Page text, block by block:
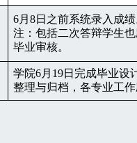
6月 8日之前系统录入成
注：包括二次答辩学生
毕业审核。
学院6月 19日完成毕业设
整理与归档，各专业工